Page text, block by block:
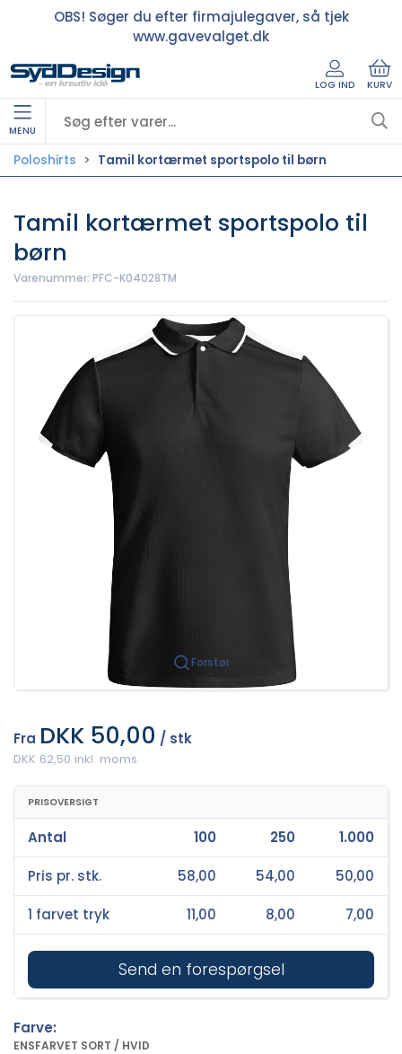
OBS! Søger du efter firmajulegaver, så tjek
www.gavevalget.dk
LOG IND KURV
MENU
Poloshirts Tamil kortærmet sportspolo til børn
Tamil kortærmet sportspolo til
børn
Varenummer: PFC-K04028TM
Forstør
Fra DKK 50,00 / stk
DKK 62,50 inkl. moms
PRISOVERSIGT
Send en forespørgsel
Antal 100 250 1.000
Pris pr. stk. 58,00 54,00 50,00
1 farvet tryk 11,00 8,00 7,00
Farve:
ENSFARVET SORT / HVID